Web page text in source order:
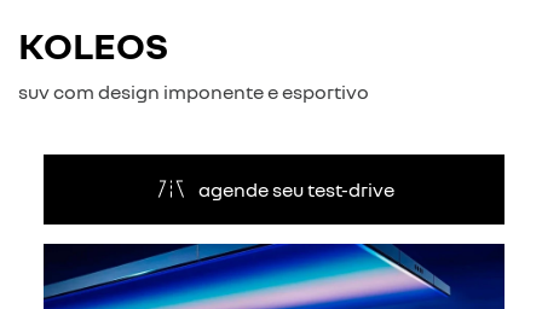
KOLEOS
suv com design imponente e esportivo
agende seu test-drive